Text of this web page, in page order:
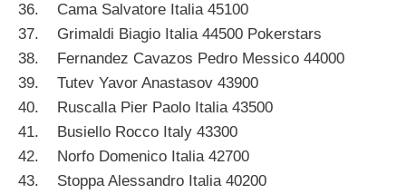
36. Cama Salvatore Italia 45100
37. Grimaldi Biagio Italia 44500 Pokerstars
38. Fernandez Cavazos Pedro Messico 44000
39. Tutev Yavor Anastasov 43900
40. Ruscalla Pier Paolo Italia 43500
41. Busiello Rocco Italy 43300
42. Norfo Domenico Italia 42700
43. Stoppa Alessandro Italia 40200